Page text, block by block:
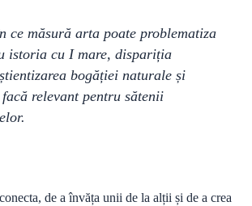
ce măsură arta poate problematiza
istoria cu I mare, dispariția
bogăției naturale și
relevant pentru sătenii
de a învăța unii de la alții și de a crea